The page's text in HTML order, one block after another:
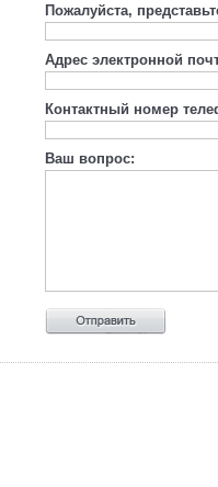
Пожалуйста,
Адрес электронной
Контактный номер
Ваш вопрос: